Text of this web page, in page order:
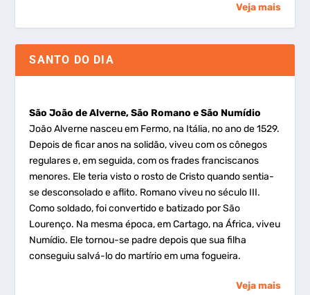
Veja mais
SANTO DO DIA
São João de Alverne, São Romano e São Numídio
João Alverne nasceu em Fermo, na Itália, no ano de 1529.
Depois de ficar anos na solidão, viveu com os cônegos
regulares e, em seguida, com os frades franciscanos
menores. Ele teria visto o rosto de Cristo quando sentia-
se desconsolado e aflito. Romano viveu no século III.
Como soldado, foi convertido e batizado por São
Lourenço. Na mesma época, em Cartago, na África, viveu
Numídio. Ele tornou-se padre depois que sua filha
conseguiu salvá-lo do martírio em uma fogueira.
Veja mais